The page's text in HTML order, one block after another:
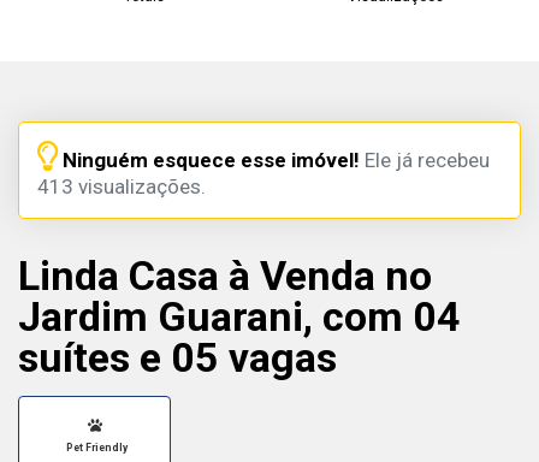
Ninguém esquece esse imóvel! Ele já recebeu
413 visualizações.
Linda Casa à Venda no
Jardim Guarani, com 04
suítes e 05 vagas
Pet Friendly